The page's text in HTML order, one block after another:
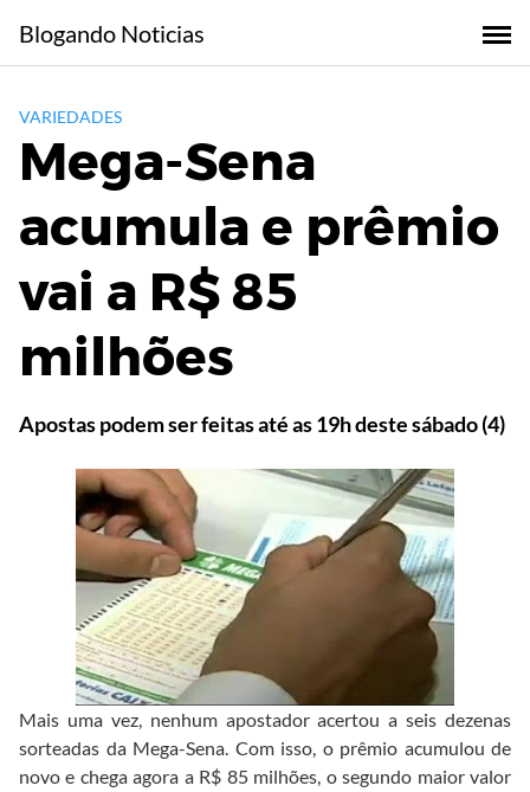
content
Blogando Noticias
VARIEDADES
Mega-Sena
acumula e prêmio
vai a R$ 85
milhões
Apostas podem ser feitas até as 19h deste sábado (4)
Mais uma vez, nenhum apostador acertou a seis dezenas
sorteadas da Mega-Sena. Com isso, o prêmio acumulou de
novo e chega agora a R$ 85 milhões, o segundo maior valor